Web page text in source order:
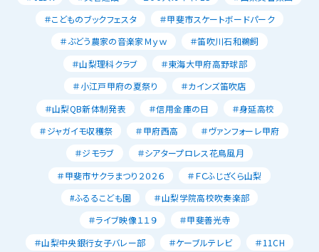
＃こどものブックフェスタ
＃甲斐市スケートボードパーク
＃ぶどう農家の音楽家Ｍｙｗ
＃笛吹川石和鵜飼
＃山梨理科クラブ
＃東海大甲府高野球部
＃小江戸甲府の夏祭り
＃カインズ笛吹店
＃山梨QB新体制発表
＃信用金庫の日
＃身延高校
＃ジャガイモ収穫祭
＃甲府西高
＃ヴァンフォーレ甲府
＃ジモラブ
＃シアタープロレス花鳥風月
＃甲斐市サクラまつり２０２６
＃ＦＣふじざくら山梨
#ふるるこども園
＃山梨学院高校吹奏楽部
＃ライブ映像１１９
＃甲斐善光寺
＃山梨中央銀行女子バレー部
＃ケーブルテレビ
＃11CH